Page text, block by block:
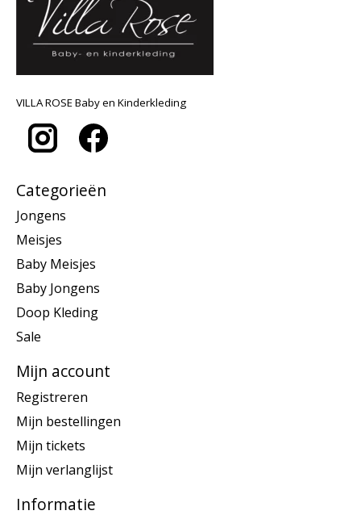
VILLA ROSE Baby en Kinderkleding
Categorieën
Jongens
Meisjes
Baby Meisjes
Baby Jongens
Doop Kleding
Sale
Mijn account
Registreren
Mijn bestellingen
Mijn tickets
Mijn verlanglijst
Informatie